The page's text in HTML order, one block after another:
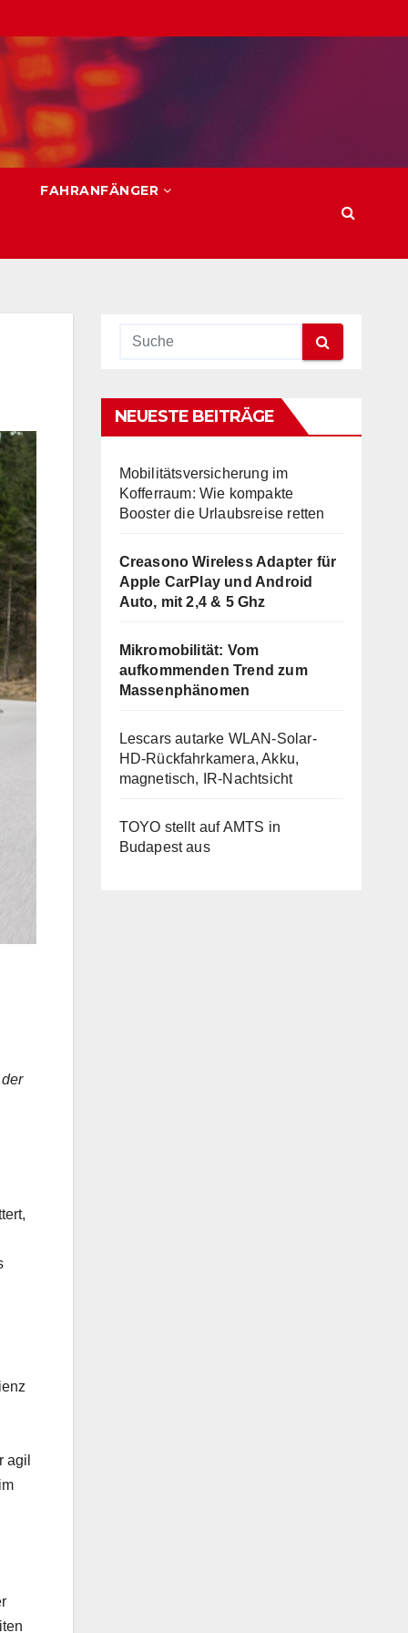
FAHRANFÄNGER
agil
NEUESTE BEITRÄGE
Mobilitätsversicherung im
Kofferraum: Wie kompakte
Booster die Urlaubsreise retten
Creasono Wireless Adapter für
Apple CarPlay und Android
Auto, mit 2,4 & 5 Ghz
Mikromobilität: Vom
aufkommenden Trend zum
Massenphänomen
Lescars autarke WLAN-Solar-
HD-Rückfahrkamera, Akku,
magnetisch, IR-Nachtsicht
TOYO stellt auf AMTS in
Budapest aus